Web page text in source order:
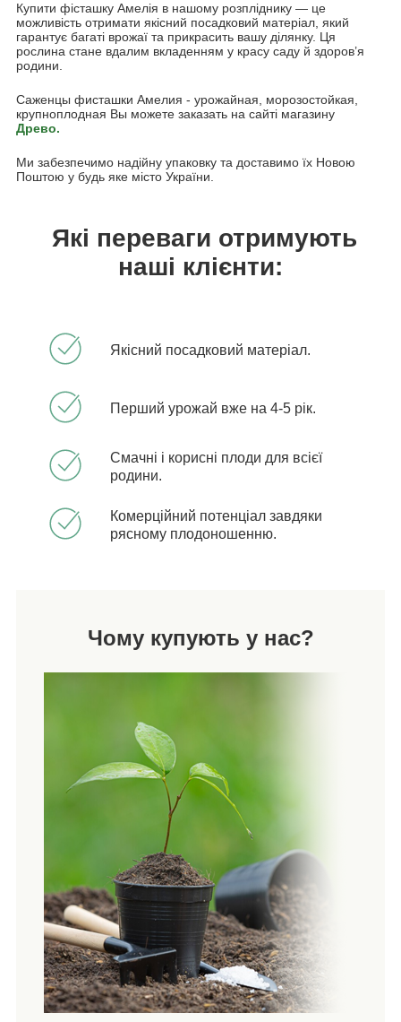
Купити фісташку Амелія в нашому розпліднику — це
можливість отримати якісний посадковий матеріал, який
гарантує багаті врожаї та прикрасить вашу ділянку. Ця
рослина стане вдалим вкладенням у красу саду й здоров’я
родини.
Саженцы фисташки Амелия - урожайная, морозостойкая,
крупноплодная Вы можете заказать на сайті магазину
Древо.
Ми забезпечимо надійну упаковку та доставимо їх Новою
Поштою у будь яке місто України.
Які переваги отримують
наші клієнти:
Якісний посадковий матеріал.
Перший урожай вже на 4-5 рік.
Смачні і корисні плоди для всієї
родини.
Комерційний потенціал завдяки
рясному плодоношенню.
Чому купують у нас?